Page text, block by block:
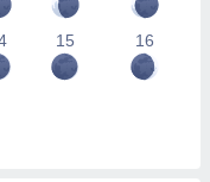
15 16